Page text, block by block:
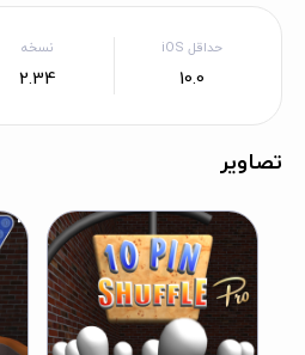
حداقل iOS
10.0
نسخه
2.34
تصاویر